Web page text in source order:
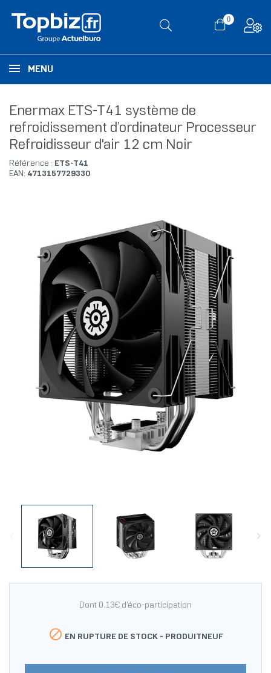
0
MENU
Enermax ETS-T41 système de
refroidissement d’ordinateur Processeur
Refroidisseur d'air 12 cm Noir
Référence : ETS-T41
EAN: 4713157729330
Dont 0.13€ d'éco-participation
 EN RUPTURE DE STOCK - PRODUITNEUF